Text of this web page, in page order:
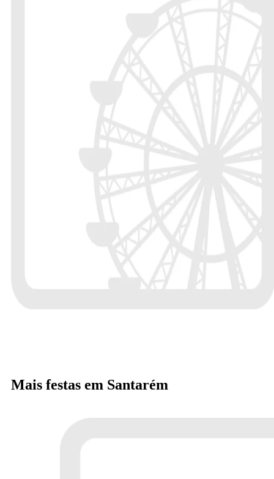
Mais festas em Santarém